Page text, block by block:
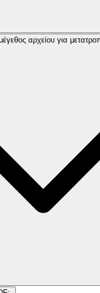
μέγεθος αρχείου για